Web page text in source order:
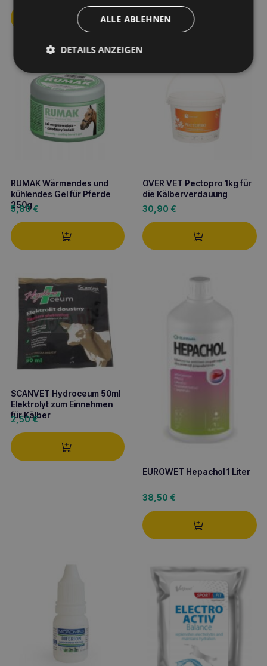
RUMAK Wärmendes und
kühlendes Gel für Pferde
250g
5,80€
OVER VET Pectopro 1kg für
die Kälberverdauung
30,90 €
SCANVET Hydroceum 50ml
Elektrolyt zum Einnehmen
für Kälber
2,50€
EUROWET Hepachol 1 Liter
38,50 €
ALLE ABLEHNEN
DETAILS ANZEIGEN